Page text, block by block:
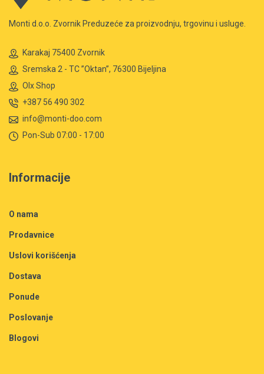
Monti d.o.o. Zvornik Preduzeće za proizvodnju, trgovinu i usluge.
Karakaj 75400 Zvornik
Sremska 2 - TC ”Oktan”, 76300 Bijeljina
Olx Shop
+387 56 490 302
info@monti-doo.com
Pon-Sub 07:00 - 17:00
Informacije
O nama
Prodavnice
Uslovi korišćenja
Dostava
Ponude
Poslovanje
Blogovi